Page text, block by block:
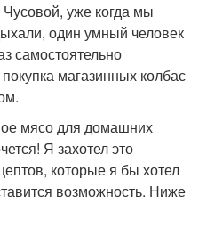
уже когда мы
один умный человек
самостоятельно
магазинных колбас
мясо для домашних
Я захотел это
которые я бы хотел
возможность. Ниже